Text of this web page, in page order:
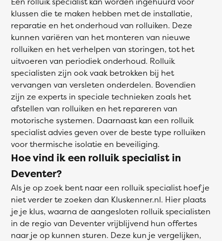
klussen die te maken hebben met de installatie,
reparatie en het onderhoud van rolluiken. Deze
kunnen variëren van het monteren van nieuwe
rolluiken en het verhelpen van storingen, tot het
uitvoeren van periodiek onderhoud. Rolluik
specialisten zijn ook vaak betrokken bij het
vervangen van versleten onderdelen. Bovendien
zijn ze experts in speciale technieken zoals het
afstellen van rolluiken en het repareren van
motorische systemen. Daarnaast kan een rolluik
specialist advies geven over de beste type rolluiken
voor thermische isolatie en beveiliging.
Hoe vind ik een rolluik specialist in
Deventer?
Als je op zoek bent naar een rolluik specialist hoef je
niet verder te zoeken dan Kluskenner.nl. Hier plaats
je je klus, waarna de aangesloten rolluik specialisten
in de regio van Deventer vrijblijvend hun offertes
naar je op kunnen sturen. Deze kun je vergelijken,